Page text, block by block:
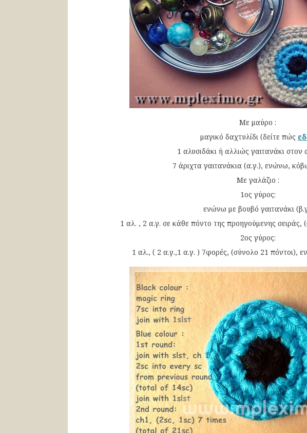
Με μαύρο :
μαγικό δαχτυλίδι (δείτε πώς
1 αλυσιδάκι ή αλλιώς γαιτανάκι στον
7 άριχτα γαιτανάκια (α.γ.), ενώνω,
Με γαλάζιο :
1ος γύρος:
ενώνω με βουβό γαιτανάκι
1 αλ. , 2 α.γ. σε κάθε πόντο της προηγούμενης
2ος γύρος:
1 αλ., ( 2 α.γ.,1 α.γ. ) 7φορές, (σύνολο 21 πόντοι),